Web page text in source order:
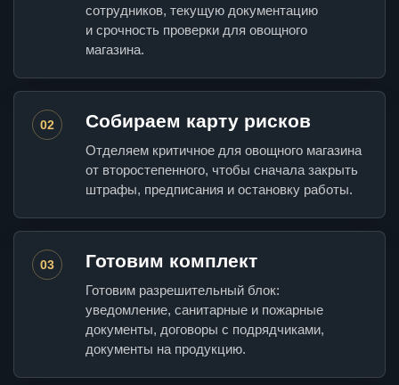
сотрудников, текущую документацию
и срочность проверки для овощного
магазина.
02 Собираем карту рисков
Отделяем критичное для овощного магазина
от второстепенного, чтобы сначала закрыть
штрафы, предписания и остановку работы.
03 Готовим комплект
Готовим разрешительный блок:
уведомление, санитарные и пожарные
документы, договоры с подрядчиками,
документы на продукцию.